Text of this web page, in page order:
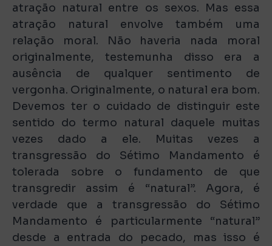
atração natural entre os sexos. Mas essa
atração natural envolve também uma
relação moral. Não haveria nada moral
originalmente, testemunha disso era a
ausência de qualquer sentimento de
vergonha. Originalmente, o natural era bom.
Devemos ter o cuidado de distinguir este
sentido do termo natural daquele muitas
vezes dado a ele. Muitas vezes a
transgressão do Sétimo Mandamento é
tolerada sobre o fundamento de que
transgredir assim é “natural”. Agora, é
verdade que a transgressão do Sétimo
Mandamento é particularmente “natural”
desde a entrada do pecado, mas isso é